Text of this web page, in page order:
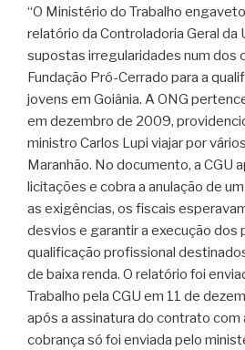
“O Ministério do Trabalho
relatório da Controladoria Geral da
supostas irregularidades num dos
Fundação Pró-Cerrado para a
jovens em Goiânia. A ONG
em dezembro de 2009,
ministro Carlos Lupi viajar por
Maranhão. No documento, a CGU
licitações e cobra a anulação de
as exigências, os fiscais
desvios e garantir a execução dos
qualificação profissional
de baixa renda. O relatório foi
Trabalho pela CGU em 11 de
após a assinatura do contrato com
cobrança só foi enviada pelo